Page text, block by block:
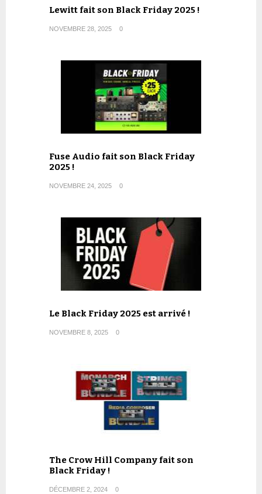
Lewitt fait son Black Friday 2025 !
NOVEMBRE 28, 2025 0
Fuse Audio fait son Black Friday
2025 !
NOVEMBRE 24, 2025 0
Le Black Friday 2025 est arrivé !
NOVEMBRE 8, 2025 0
The Crow Hill Company fait son
Black Friday !
DÉCEMBRE 2, 2024 0